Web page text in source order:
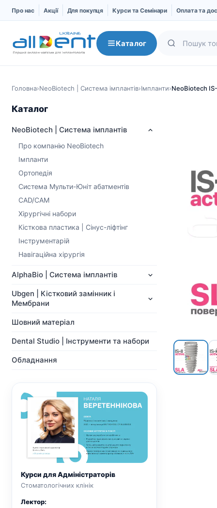
Про нас Акції Для покупця Курси та Семінари Оплата та
Каталог
NeoBiotech | Система
NeoBiotech
Імпланти
Ортопедія
Система Мульти-Юніт
абатментів
CAD/CAM
Показати всі
Головна›NeoBiotech | Система імплантів›Імпланти›NeoBiotech
Каталог
NeoBiotech | Система імплантів
Про компанію NeoBiotech
Імпланти
Ортопедія
Система Мульти-Юніт абатментів
CAD/CAM
Хірургічні набори
Кісткова пластика | Cінус-ліфтінг
Інструментарій
Навігаційна хірургія
AlphaBio | Система імплантів
Ubgen | Кістковий замінник і
Мембрани
Шовний матеріал
Dental Studio | Інструменти та набори
Обладнання
Курси для Адміністраторів
Стоматологічних клінік
Лектор: